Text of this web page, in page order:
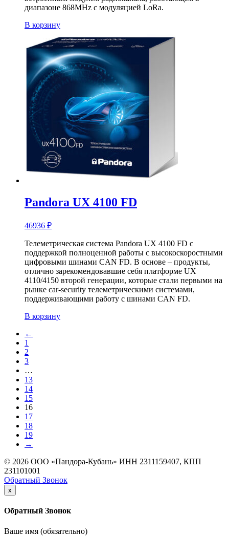
диапазоне 868MHz с модуляцией LoRa.
В корзину
Pandora UX 4100 FD
46936 ₽
Телеметрическая система Pandora UX 4100 FD с
поддержкой полноценной работы с высокоскоростными
цифровыми шинами CAN FD. В основе – продукты,
отлично зарекомендовавшие себя платформе UX
4110/4150 второй генерации, которые стали первыми на
рынке car-security телеметрическими системами,
поддерживающими работу с шинами CAN FD.
В корзину
←
1
2
3
…
13
14
15
16
17
18
19
→
© 2026 ООО «Пандора-Кубань» ИНН 2311159407, КПП
231101001
Обратный Звонок
x
Обратный Звонок
Ваше имя (обязательно)